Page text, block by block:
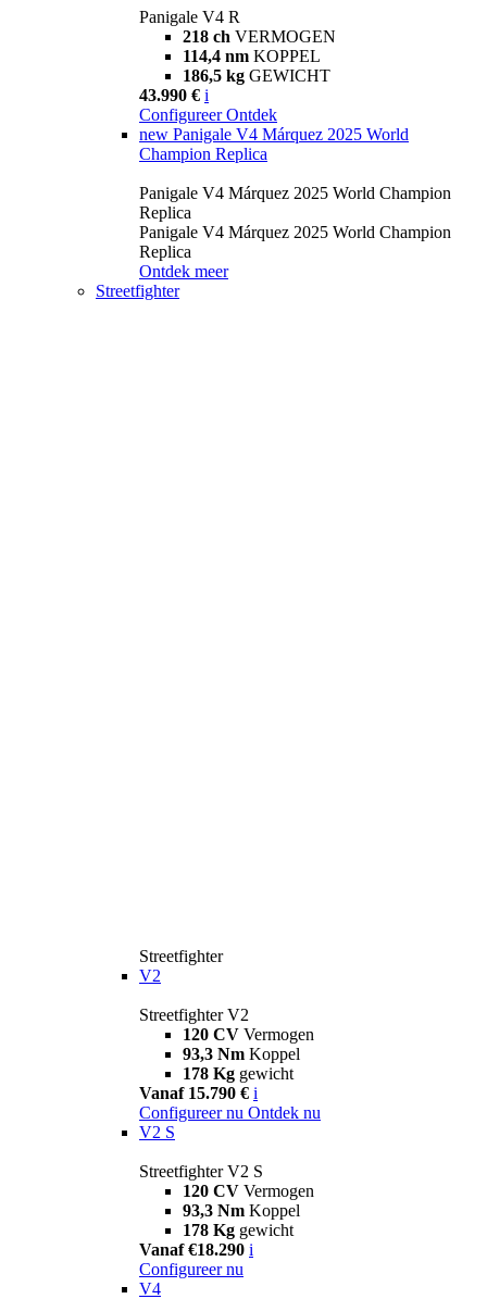
Panigale V4 R
218 ch VERMOGEN
114,4 nm KOPPEL
186,5 kg GEWICHT
43.990 € i
Configureer Ontdek
new Panigale V4 Márquez 2025 World
Champion Replica
Panigale V4 Márquez 2025 World Champion
Replica
Panigale V4 Márquez 2025 World Champion
Replica
Ontdek meer
Streetfighter
Streetfighter
V2
Streetfighter V2
120 CV Vermogen
93,3 Nm Koppel
178 Kg gewicht
Vanaf 15.790 € i
Configureer nu Ontdek nu
V2 S
Streetfighter V2 S
120 CV Vermogen
93,3 Nm Koppel
178 Kg gewicht
Vanaf €18.290 i
Configureer nu
V4